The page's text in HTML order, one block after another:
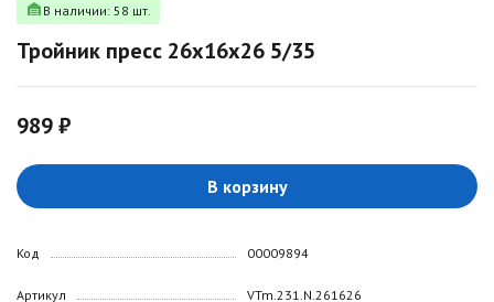
В наличии: 58 шт.
Тройник пресс 26х16х26 5/35
989 ₽
В корзину
Код
Артикул
00009894
VTm.231.N.261626